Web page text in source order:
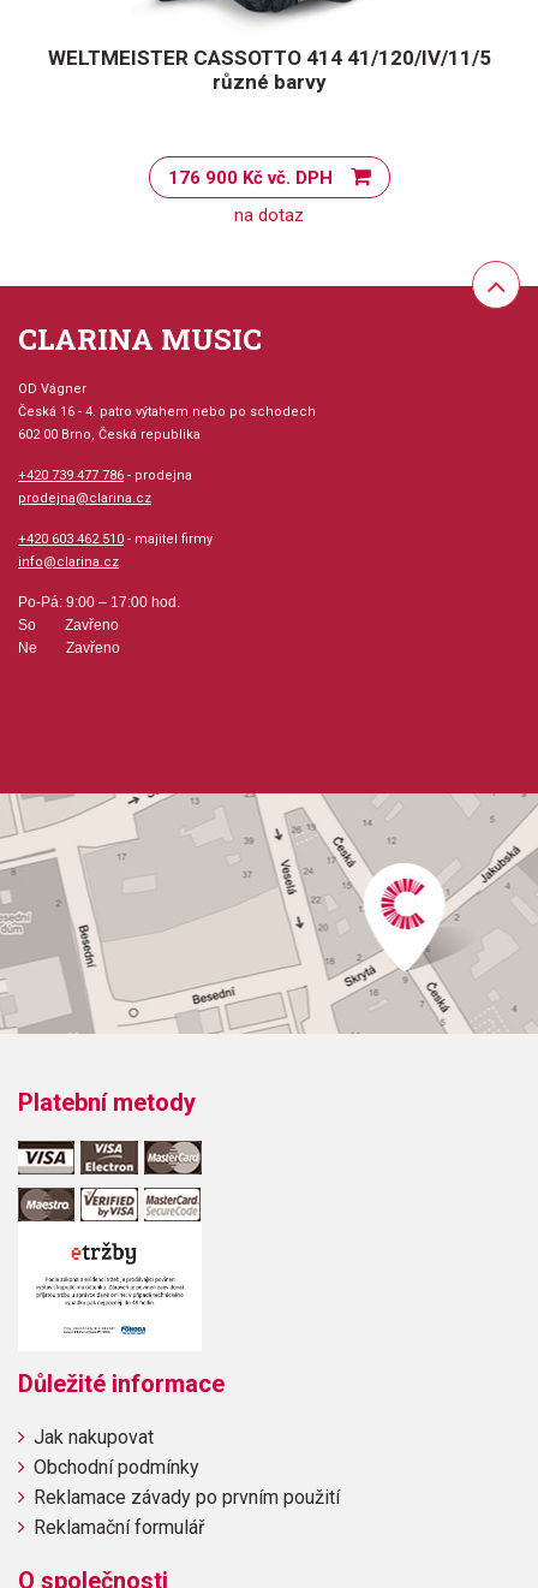
WELTMEISTER CASSOTTO 414 41/120/IV/11/5
různé barvy
176 900 Kč vč. DPH
na dotaz
CLARINA MUSIC
OD Vágner
Česká 16 - 4. patro výtahem nebo po schodech
602 00 Brno, Česká republika
+420 739 477 786 - prodejna
prodejna@clarina.cz
+420 603 462 510 - majitel firmy
info@clarina.cz
Po-Pá: 9:00 – 17:00 hod.
So Zavřeno
Ne Zavřeno
Platební metody
Důležité informace
Jak nakupovat
Obchodní podmínky
Reklamace závady po prvním použití
Reklamační formulář
O společnosti